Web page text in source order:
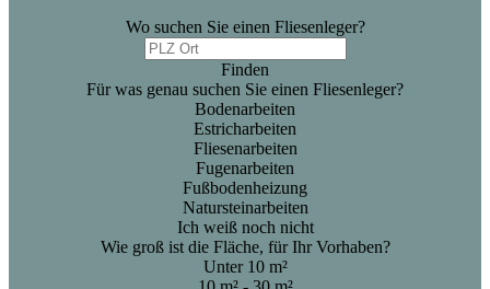
Wo suchen Sie einen Fliesenleger?
Finden
Für was genau suchen Sie einen Fliesenleger?
Bodenarbeiten
Estricharbeiten
Fliesenarbeiten
Fugenarbeiten
Fußbodenheizung
Natursteinarbeiten
Ich weiß noch nicht
Wie groß ist die Fläche, für Ihr Vorhaben?
Unter 10 m²